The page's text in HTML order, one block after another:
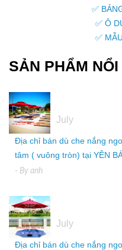
✅
✅ Ô
✅
SẢN PHẨM
July
Địa chỉ bán dù che nắng
tâm ( vuông tròn) tại YÊN
- By anh
July
Địa chỉ bán dù che nắng